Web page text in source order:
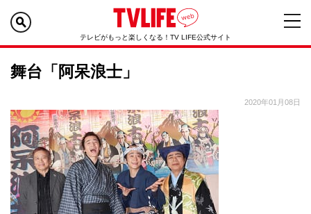
テレビがもっと楽しくなる！TV LIFE公式サイト
舞台「阿呆浪士」
2020年01月08日